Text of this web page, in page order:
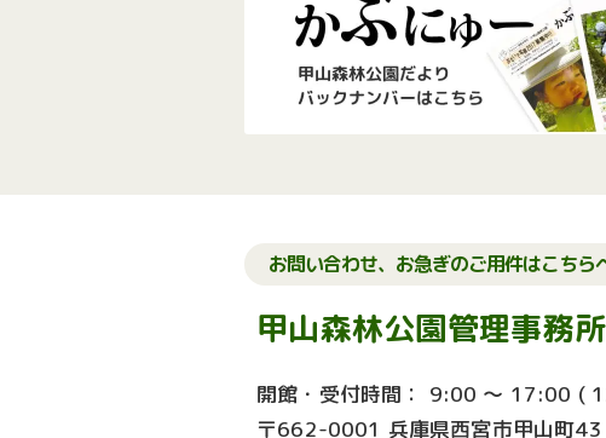
お問い合わせ、お急ぎのご用件はこちら
甲山森林公園管理事務所
開館・受付時間： 9:00 ～ 17:00 (
〒662-0001 兵庫県西宮市甲山町43